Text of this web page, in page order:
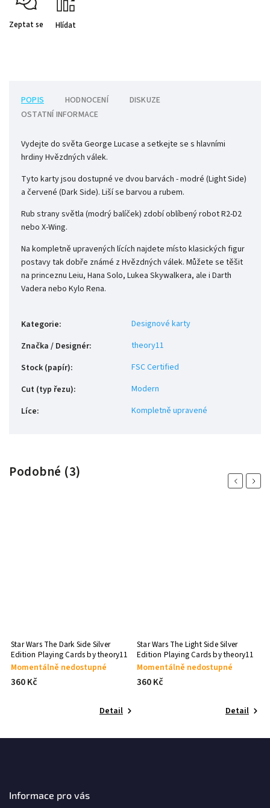
Zeptat se Hlídat
POPIS HODNOCENÍ
DISKUZE
OSTATNÍ INFORMACE
Vydejte do světa George Lucase a setkejte se s hlavními
hrdiny Hvězdných válek.
Tyto karty jsou dostupné ve dvou barvách - modré (Light Side)
a červené (Dark Side). Liší se barvou a rubem.
Rub strany světla (modrý balíček) zdobí oblíbený robot R2-D2
nebo X-Wing.
Na kompletně upravených lících najdete místo klasických figur
postavy tak dobře známé z Hvězdných válek. Můžete se těšit
na princeznu Leiu, Hana Solo, Lukea Skywalkera, ale i Darth
Vadera nebo Kylo Rena.
Kategorie:
Designové karty
Značka / Designér:
theory11
Stock (papír):
FSC Certified
Cut (typ řezu):
Modern
Líce: Kompletně upravené
Podobné (3)
Previous
Star Wars The Dark Side Silver
Edition Playing Cards by theory11
Momentálně nedostupné
360 Kč
Detail
Star Wars The Light Side Silver
Edition Playing Cards by theory11
Momentálně nedostupné
360 Kč
Detail
Next
Informace pro vás